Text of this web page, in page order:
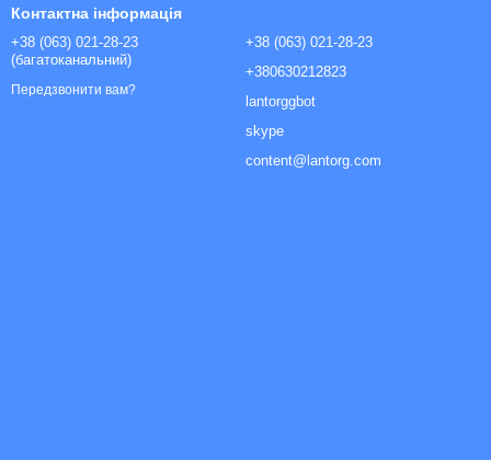
Контактна інформація
+38 (063) 021-28-23
(багатоканальний)
Передзвонити вам?
+38 (063) 021-28-23
+380630212823
lantorggbot
skype
content@lantorg.com